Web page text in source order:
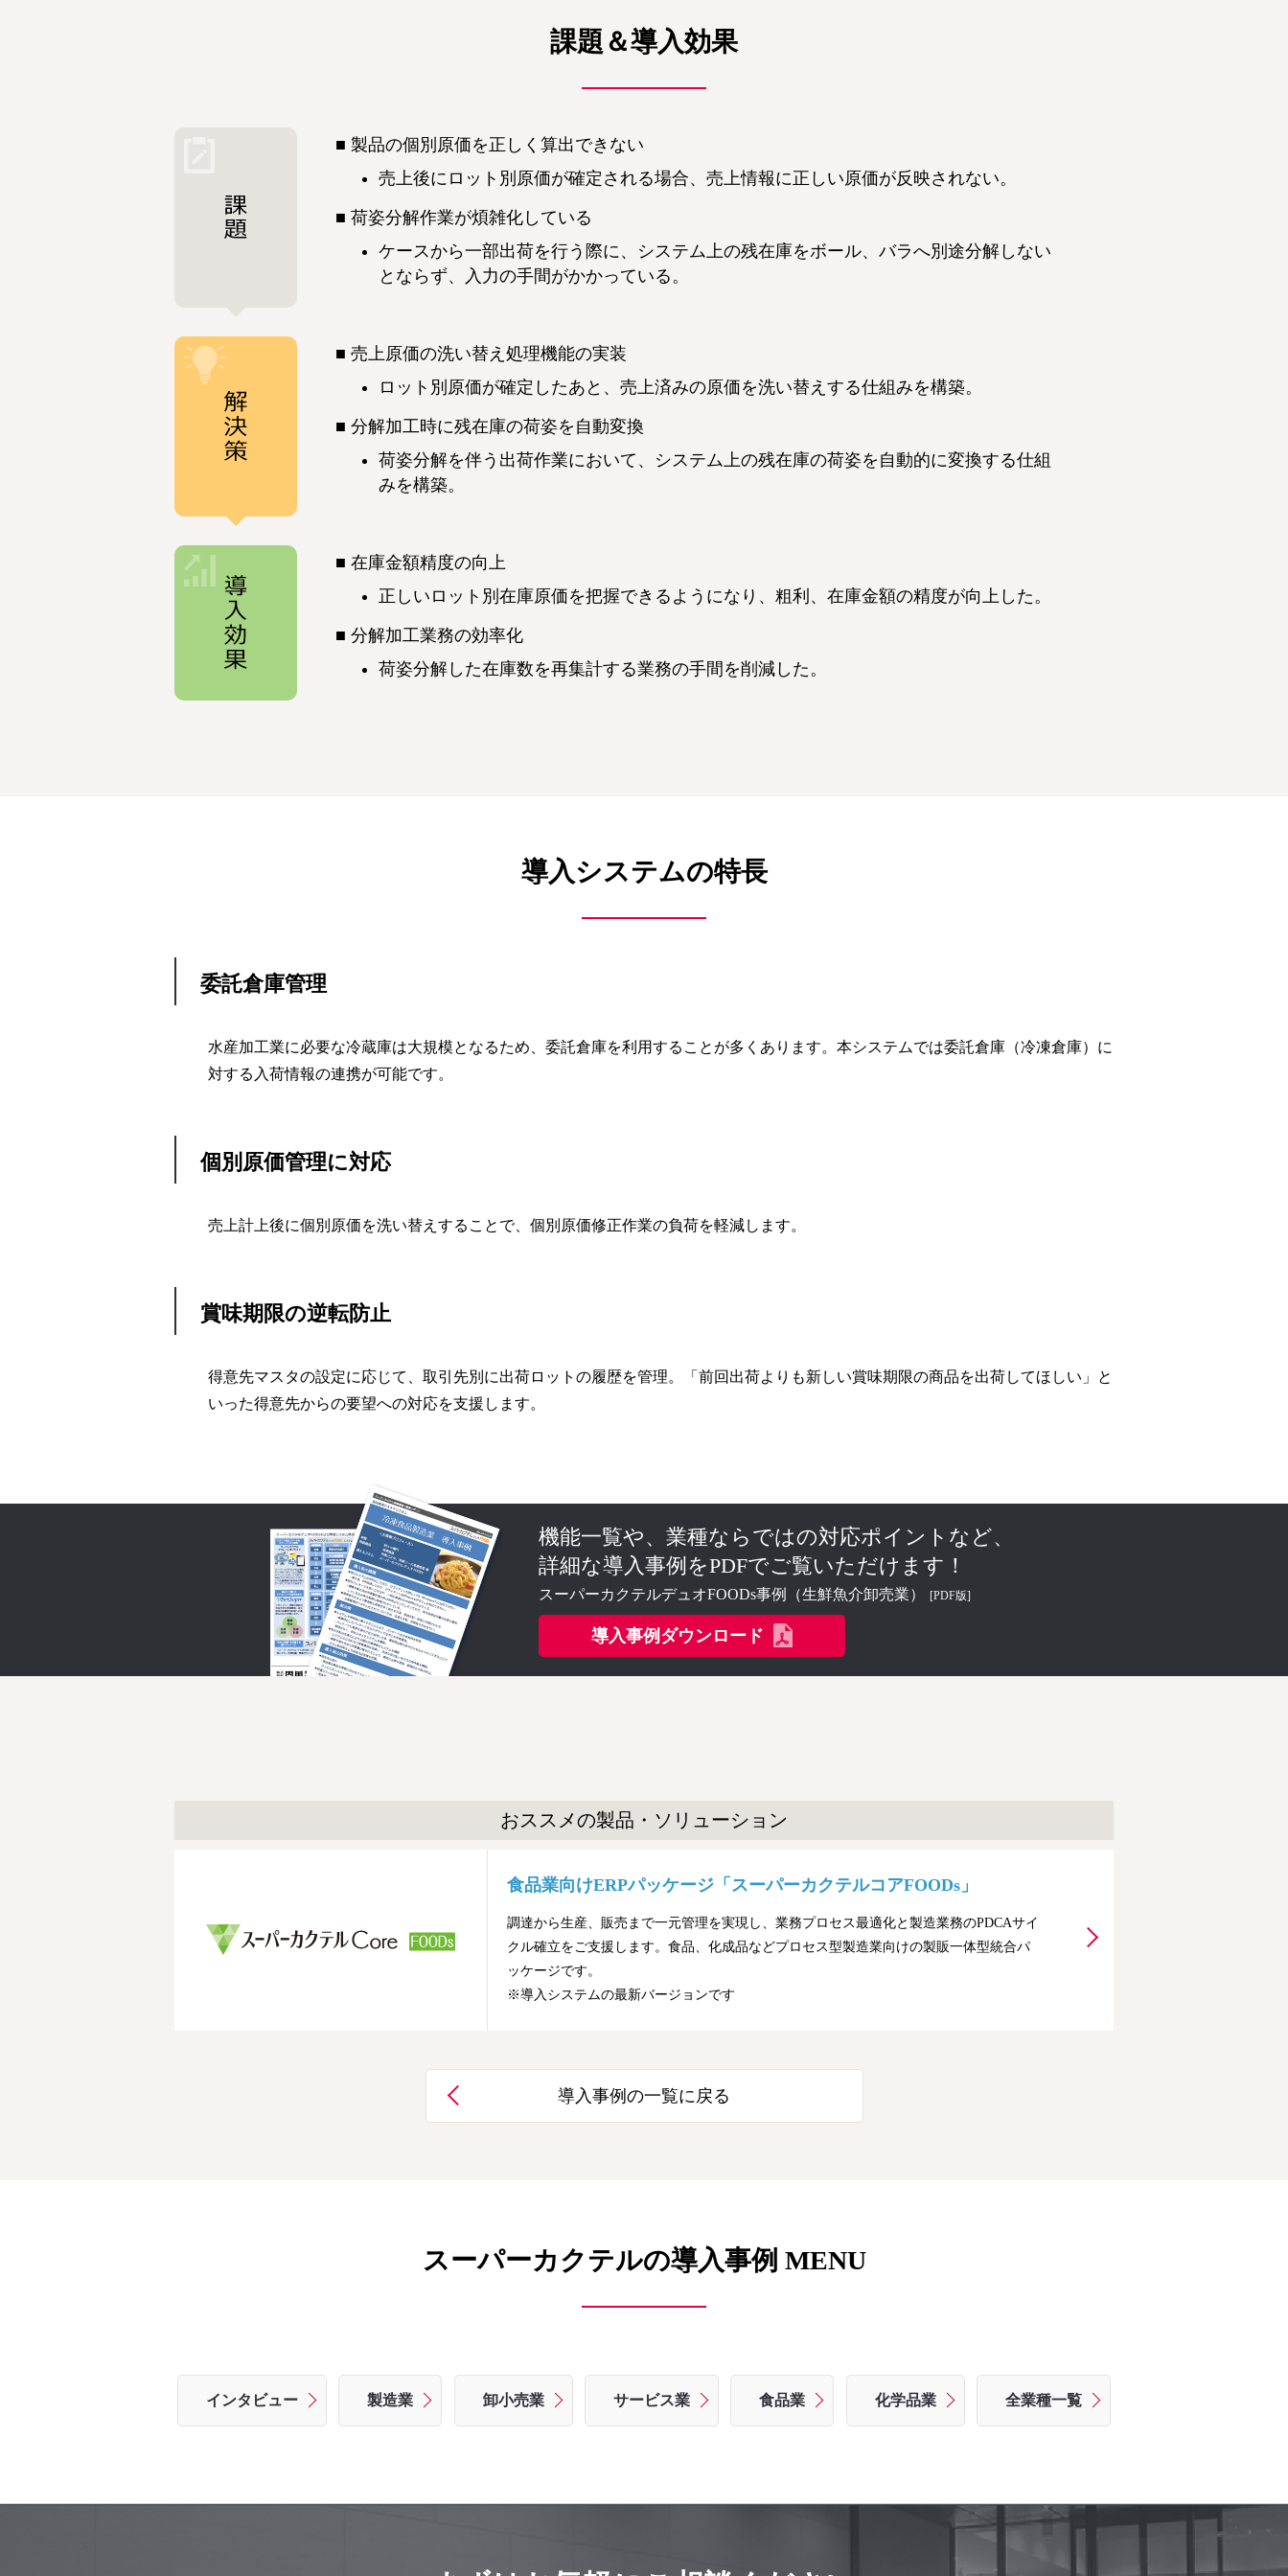
課題＆導入効果
製品の個別原価を正しく算出できない
売上後にロット別原価が確定される場合、売上情報に正しい原価が反映されない。
荷姿分解作業が煩雑化している
ケースから一部出荷を行う際に、システム上の残在庫をボール、バラへ別途分解しない
とならず、入力の手間がかかっている。
売上原価の洗い替え処理機能の実装
ロット別原価が確定したあと、売上済みの原価を洗い替えする仕組みを構築。
分解加工時に残在庫の荷姿を自動変換
荷姿分解を伴う出荷作業において、システム上の残在庫の荷姿を自動的に変換する仕組
みを構築。
在庫金額精度の向上
正しいロット別在庫原価を把握できるようになり、粗利、在庫金額の精度が向上した。
分解加工業務の効率化
荷姿分解した在庫数を再集計する業務の手間を削減した。
導入システムの特長
委託倉庫管理
水産加工業に必要な冷蔵庫は大規模となるため、委託倉庫を利用することが多くあります。本システムでは委託倉庫（冷凍倉庫）に
対する入荷情報の連携が可能です。
個別原価管理に対応
売上計上後に個別原価を洗い替えすることで、個別原価修正作業の負荷を軽減します。
賞味期限の逆転防止
得意先マスタの設定に応じて、取引先別に出荷ロットの履歴を管理。「前回出荷よりも新しい賞味期限の商品を出荷してほしい」と
いった得意先からの要望への対応を支援します。
機能一覧や、業種ならではの対応ポイントなど、
詳細な導入事例をPDFでご覧いただけます！
スーパーカクテルデュオFOODs事例（生鮮魚介卸売業） [PDF版]
導入事例ダウンロード
おススメの製品・ソリューション
食品業向けERPパッケージ「スーパーカクテルコアFOODs」
調達から生産、販売まで一元管理を実現し、業務プロセス最適化と製造業務のPDCAサイ
クル確立をご支援します。食品、化成品などプロセス型製造業向けの製販一体型統合パ
ッケージです。
※導入システムの最新バージョンです
導入事例の一覧に戻る
スーパーカクテルの導入事例 MENU
インタビュー 製造業 卸小売業 サービス業 食品業 化学品業 全業種一覧